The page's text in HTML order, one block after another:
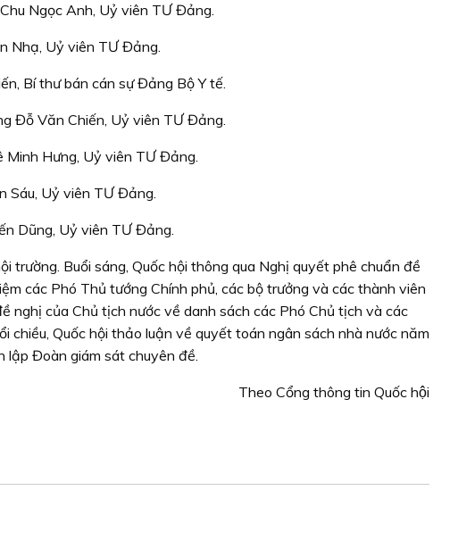
Ngọc Anh, Uỷ viên TƯ Đảng.
Nhạ, Uỷ viên TƯ Đảng.
Bí thư bán cán sự Đảng Bộ Y tế.
Đỗ Văn Chiến, Uỷ viên TƯ Đảng.
Minh Hưng, Uỷ viên TƯ Đảng.
Sáu, Uỷ viên TƯ Đảng.
Dũng, Uỷ viên TƯ Đảng.
trường. Buổi sáng, Quốc hội thông qua Nghị quyết phê chuẩn đề
các Phó Thủ tướng Chính phủ, các bộ trưởng và các thành viên
nghị của Chủ tịch nước về danh sách các Phó Chủ tịch và các
chiều, Quốc hội thảo luận về quyết toán ngân sách nhà nước năm
Đoàn giám sát chuyên đề.
Theo Cổng thông tin Quốc hội